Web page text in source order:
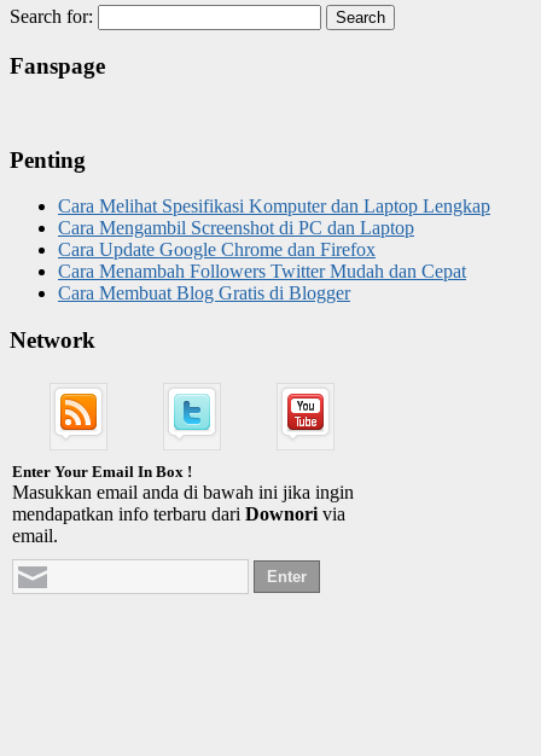
Search for:
Fanspage
Penting
Cara Melihat Spesifikasi Komputer dan Laptop Lengkap
Cara Mengambil Screenshot di PC dan Laptop
Cara Update Google Chrome dan Firefox
Cara Menambah Followers Twitter Mudah dan Cepat
Cara Membuat Blog Gratis di Blogger
Network
Enter Your Email In Box !
Masukkan email anda di bawah ini jika ingin
mendapatkan info terbaru dari Downori via
email.